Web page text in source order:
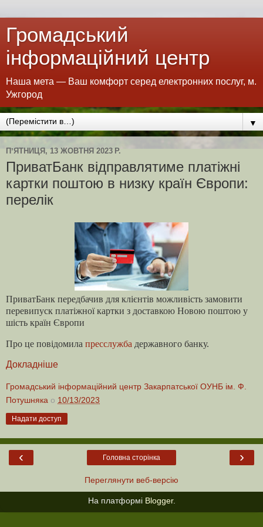
Громадський
інформаційний центр
Наша мета — Ваш комфорт серед електронних послуг, м.
Ужгород
▼
ПʼЯТНИЦЯ, 13 ЖОВТНЯ 2023 Р.
ПриватБанк відправлятиме платіжні
картки поштою в низку країн Європи:
перелік
ПриватБанк передбачив для клієнтів можливість замовити
перевипуск платіжної картки з доставкою Новою поштою у
шість країн Європи
Про це повідомила пресслужба державного банку.
Докладніше
Громадський інформаційний центр Закарпатської ОУНБ ім. Ф.
Потушняка о 10/13/2023
Надати доступ
‹ ›
Головна сторінка
Переглянути веб-версію
На платформі Blogger.